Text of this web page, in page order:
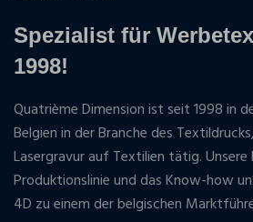
Spezialist für
1998!
Quatrième Dimension ist seit 1998 in
Belgien in der Branche des
Lasergravur auf Textilien tätig. Unsere
Produktionslinie und das Know-how
4D zu einem der belgischen